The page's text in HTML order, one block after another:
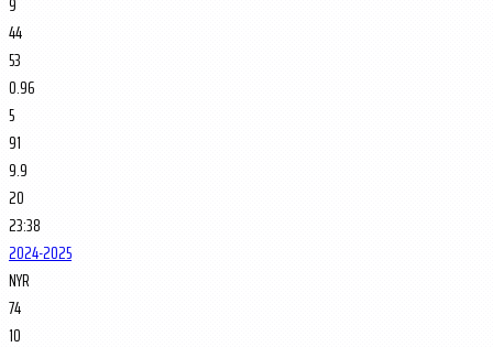
44
53
0.96
5
91
9.9
20
23:38
2024-2025
NYR
74
10